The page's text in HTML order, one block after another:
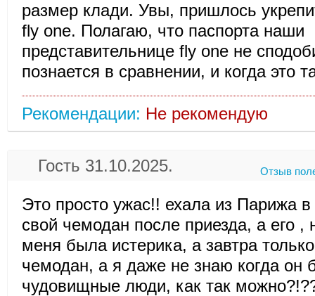
размер клади. Увы, пришлось
fly one. Полагаю, что паспорта наши
представительнице fly one не
познается в сравнении, и когда это
Рекомендации: Не рекомендую
Гость 31.10.2025. Отзыв
Это просто ужас!! ехала из Парижа
свой чемодан после приезда, а его ,
меня была истерика, а завтра
чемодан, а я даже не знаю когда он
чудовищные люди, как так